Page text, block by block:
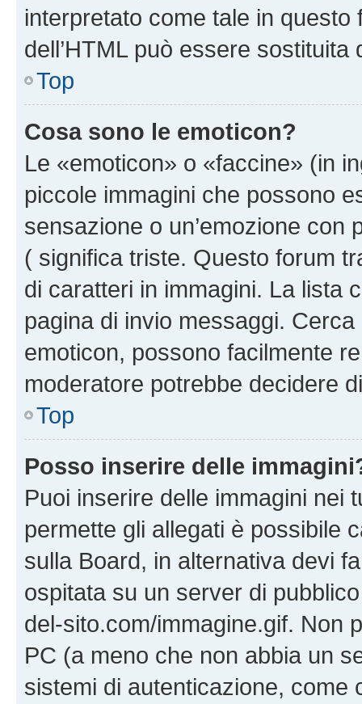
interpretato come tale in
dell’HTML può essere sostituita
Top
Cosa sono le emoticon?
Le «emoticon» o «faccine» (in
piccole immagini che possono
sensazione o un’emozione
( significa triste. Questo forum
di caratteri in immagini. La lista
pagina di invio messaggi.
emoticon, possono facilmente
moderatore potrebbe decidere
Top
Posso inserire delle
Puoi inserire delle immagini nei
permette gli allegati è possibile
sulla Board, in alternativa devi
ospitata su un server di
del-sito.com/immagine.gif. Non
PC (a meno che non abbia un
sistemi di autenticazione, come